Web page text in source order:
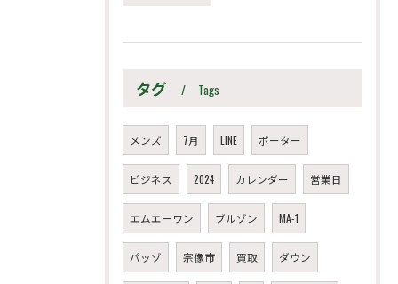
タグ Tags
メンズ 7月 LINE ポーター
ビジネス 2024 カレンダー 営業日
エムエーワン ブルゾン MA-1
パッゾ 宗像市 買取 ダウン